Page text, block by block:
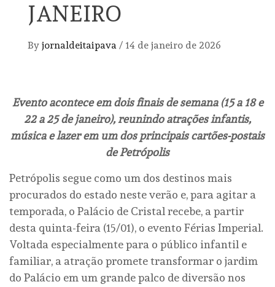
JANEIRO
By jornaldeitaipava / 14 de janeiro de 2026
Evento acontece em dois finais de semana (15 a 18 e
22 a 25 de janeiro), reunindo atrações infantis,
música e lazer em um dos principais cartões-postais
de Petrópolis
Petrópolis segue como um dos destinos mais
procurados do estado neste verão e, para agitar a
temporada, o Palácio de Cristal recebe, a partir
desta quinta-feira (15/01), o evento Férias Imperial.
Voltada especialmente para o público infantil e
familiar, a atração promete transformar o jardim
do Palácio em um grande palco de diversão nos